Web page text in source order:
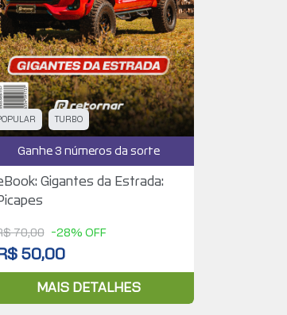
TURBO
Ganhe 3 números da sorte
Gigantes da Estrada:
70,00 -28% OFF
50,00
MAIS DETALHES